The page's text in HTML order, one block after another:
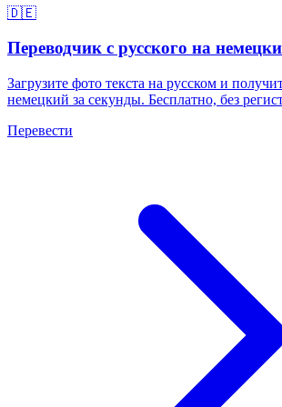
🇩🇪
Переводчик с русского на
Загрузите фото текста на русском и
немецкий за секунды. Бесплатно, без
Перевести